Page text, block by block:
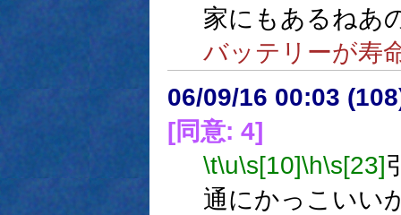
家にもあるねあ
バッテリーが寿
06/09/16 00:03
[同意: 4]
\t\u\s[10]\h\s[23]
通にかっこいい